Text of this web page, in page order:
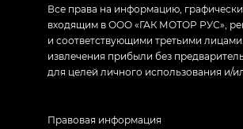
Все права на информацию,
входящим в ООО «ГАК МОТОР РУС»,
и соответствующими третьими
извлечения прибыли без
для целей личного использования и/
Правовая информация